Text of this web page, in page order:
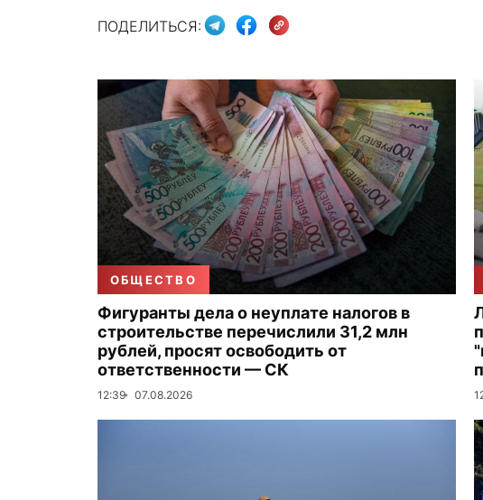
ПОДЕЛИТЬСЯ:
ОБЩЕСТВО
Фигуранты дела о неуплате налогов в
строительстве перечислили 31,2 млн
рублей, просят освободить от
ответственности — СК
12:39 07.08.2026